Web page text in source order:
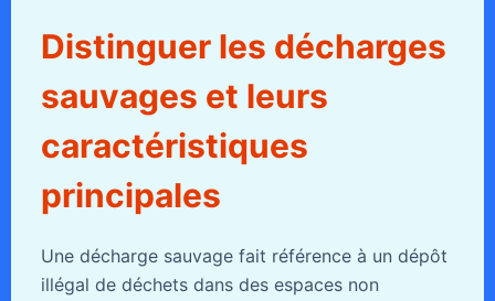
Distinguer les décharges
sauvages et leurs
caractéristiques
principales
Une décharge sauvage fait référence à un dépôt
illégal de déchets dans des espaces non